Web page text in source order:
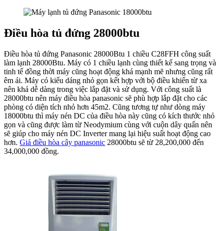
Điều hòa tủ đứng 28000btu
Điều hòa tủ đứng Panasonic 28000Btu 1 chiều C28FFH công suất
làm lạnh 28000Btu. Máy có 1 chiều lạnh cùng thiết kế sang trọng và
tinh tế đồng thời máy cũng hoạt động khá mạnh mẽ nhưng cũng rất
êm ái. Máy có kiểu dáng nhỏ gọn kết hợp với bộ điều khiển từ xa
nên khá dễ dàng trong việc lắp đặt và sử dụng. Với công suất là
28000btu nên máy điều hòa panasonic sẽ phù hợp lắp đặt cho các
phòng có diện tích nhỏ hơn 45m2. Cũng tương tự như dòng máy
18000btu thì máy nén DC của điều hòa này cũng có kích thước nhỏ
gọn và cũng được làm từ Neodymium cùng với cuộn dây quấn nên
sẽ giúp cho máy nén DC Inverter mang lại hiệu suất hoạt động cao
hơn. Giá điều hòa cây panasonic 28000btu sẽ từ 28,200,000 đến
34,000,000 đồng.